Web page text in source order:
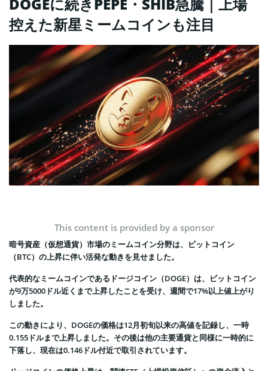
控えた新星ミームコインも注目
This content is provided by a sponsor
暗号資産（仮想通貨）市場のミームコイン分野は、ビットコイン
（BTC）の上昇に伴い活発な動きを見せました。
代表的なミームコインであるドージコイン（DOGE）は、ビットコイン
が9万5000ドル近くまで上昇したことを受け、週間で17%以上値上がり
しました。
この動きにより、DOGEの価格は12月初旬以来の高値を記録し、一時
0.155ドルまで上昇しました。その後は他の主要通貨と同様に一時的に
下落し、現在は0.146ドル付近で取引されています。